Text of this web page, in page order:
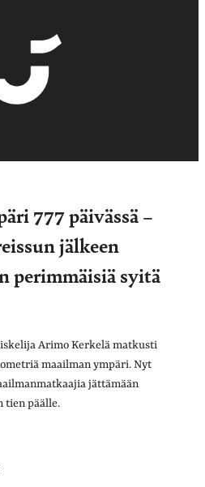
777 päivässä –
jälkeen
perimmäisiä syitä
Arimo Kerkelä matkusti
maailman ympäri. Nyt
jättämään
tien päälle.